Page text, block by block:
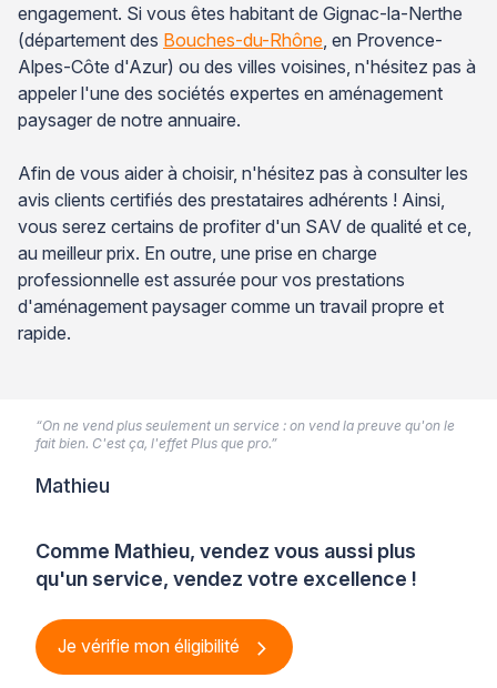
engagement. Si vous êtes habitant de Gignac-la-Nerthe
(département des Bouches-du-Rhône , en Provence-
Alpes-Côte d'Azur) ou des villes voisines, n'hésitez pas à
appeler l'une des sociétés expertes en aménagement
paysager de notre annuaire.
Afin de vous aider à choisir, n'hésitez pas à consulter les
avis clients certifiés des prestataires adhérents ! Ainsi,
vous serez certains de profiter d'un SAV de qualité et ce,
au meilleur prix. En outre, une prise en charge
professionnelle est assurée pour vos prestations
d'aménagement paysager comme un travail propre et
rapide.
Comme Mathieu, vendez vous aussi plus
qu'un service, vendez votre excellence !
Je vérifie mon éligibilité
“On ne vend plus seulement un service : on vend la preuve qu'on le
fait bien. C'est ça, l'effet Plus que pro.”
Mathieu